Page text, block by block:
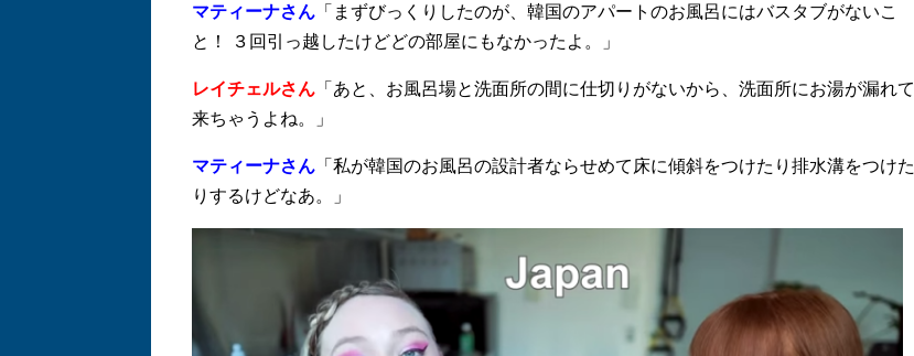
マティーナさん「まずびっくりしたのが、韓国のアパートのお風呂にはバスタブがないこ
と！ ３回引っ越したけどどの部屋にもなかったよ。」
レイチェルさん「あと、お風呂場と洗面所の間に仕切りがないから、洗面所にお湯が漏れて
来ちゃうよね。」
マティーナさん「私が韓国のお風呂の設計者ならせめて床に傾斜をつけたり排水溝をつけた
りするけどなあ。」